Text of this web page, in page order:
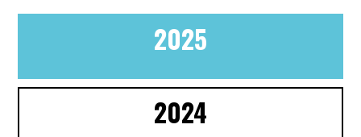
2025
2024